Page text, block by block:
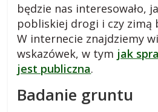
k
o
m
będzie nas interesowało,
pobliskiej drogi i czy zimą
W internecie znajdziemy
wskazówek, w tym jak
jest publiczna.
Badanie gruntu